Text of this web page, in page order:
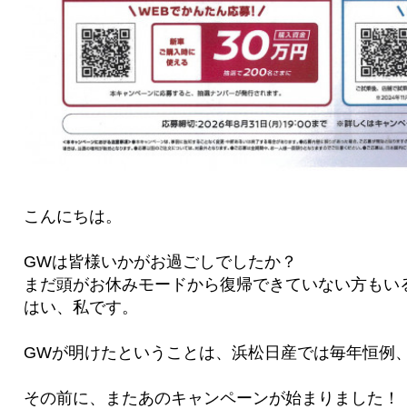
こんにちは。
GWは皆様いかがお過ごしでしたか？
まだ頭がお休みモードから復帰できていない方も
はい、私です。
GWが明けたということは、浜松日産では毎年恒例
その前に、またあのキャンペーンが始まりました！